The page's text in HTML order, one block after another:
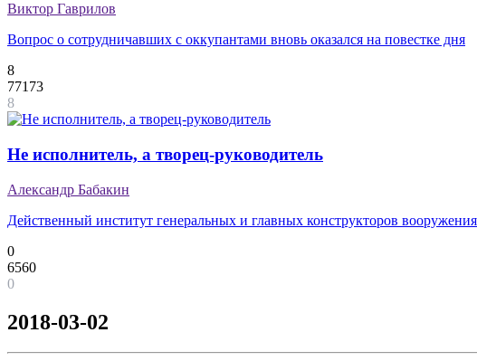
Виктор Гаврилов
Вопрос о сотрудничавших с оккупантами вновь оказался на повестке дня
8
77173
8
Не исполнитель, а творец-руководитель
Александр Бабакин
Действенный институт генеральных и главных конструкторов
0
6560
0
2018-03-02